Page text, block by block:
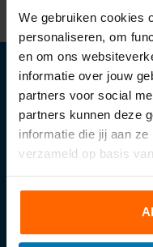
We gebruiken cookies
personaliseren, om
en om ons
informatie over jouw
partners voor social
partners kunnen deze
informatie die jij aan
verzameld op basis
Abonneer je op onze
* We delen je gegevens
Mijn account
Regel alles in je
facturen of
Onze